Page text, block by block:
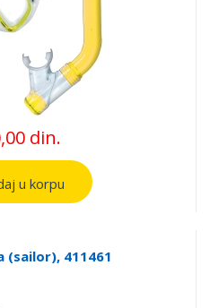
din.
u korpu
(sailor), 411461